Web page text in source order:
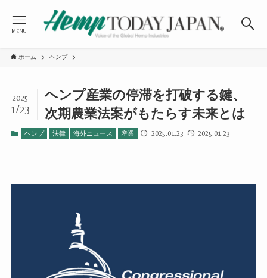
MENU
ホーム ヘンプ
ヘンプ産業の停滞を打破する鍵、
次期農業法案がもたらす未来とは
2025
1/23
ヘンプ 法律 海外ニュース 産業 2025.01.23 2025.01.23